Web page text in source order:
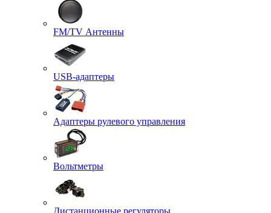
FM/TV Антенны
USB-адаптеры
Адаптеры рулевого управления
Вольтметры
Дистанционные регуляторы